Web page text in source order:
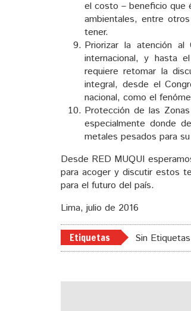
el costo – beneficio que
ambientales, entre
tener.
Priorizar la atención
internacional, y hasta
requiere retomar la
integral, desde el
nacional, como el
Protección de las
especialmente donde
metales pesados para
Desde RED MUQUI
para acoger y discutir estos
para el futuro del país.
Lima, julio de 2016
Etiquetas Sin Etiquetas